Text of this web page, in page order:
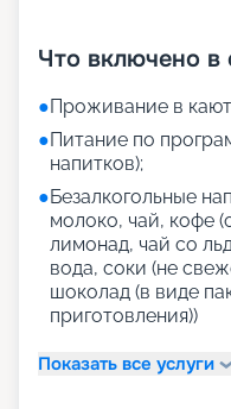
Что включено в
●Проживание в
●Питание по
напитков);
●Безалкогольные
молоко, чай, кофе
лимонад, чай со
вода, соки (не
шоколад (в виде
приготовления))
Показать все услуги